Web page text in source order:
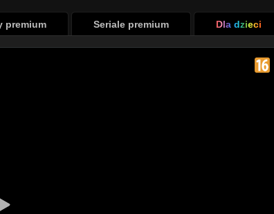
premium Seriale premium Dla dzieci